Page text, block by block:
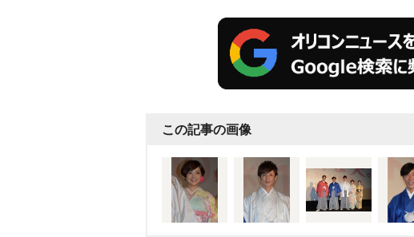
この記事の画像